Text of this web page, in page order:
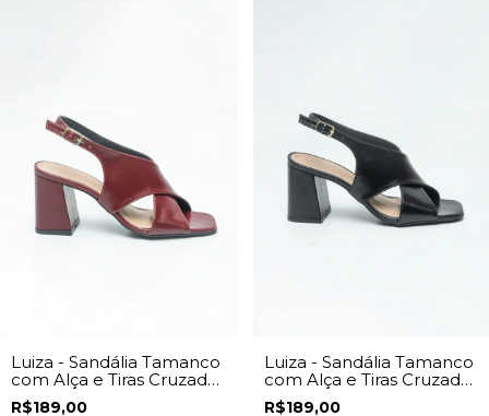
Luiza - Sandália Tamanco
com Alça e Tiras Cruzadas
Feminina Napa Vinho
R$189,00
Luiza - Sandália Tamanco
com Alça e Tiras Cruzadas
Feminina Napa Preto
R$189,00